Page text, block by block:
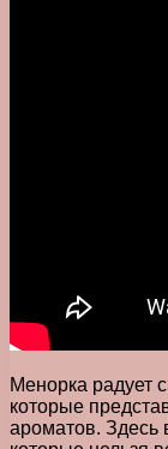
Менорка радует
которые
ароматов. Здесь